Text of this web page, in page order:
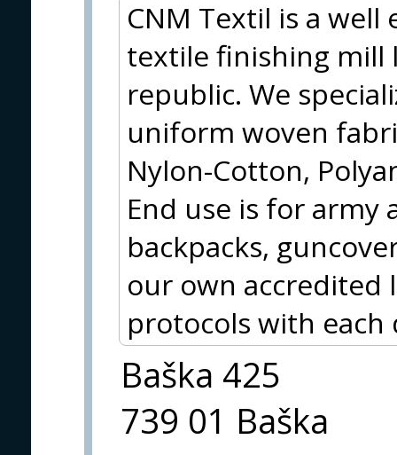
CNM Textil is a
textile finishing mill
republic. We
uniform woven
Nylon-Cotton,
End use is for army
backpacks,
our own accredited
protocols with each
Baška 425
739 01 Baška